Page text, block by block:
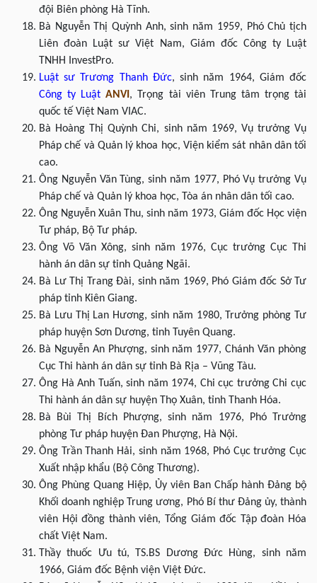
đội Biên phòng Hà Tĩnh.
Bà Nguyễn Thị Quỳnh Anh, sinh năm 1959, Phó Chủ tịch
Liên đoàn Luật sư Việt Nam, Giám đốc Công ty Luật
TNHH InvestPro.
Luật sư Trương Thanh Đức, sinh năm 1964, Giám đốc
Công ty Luật ANVI , Trọng tài viên Trung tâm trọng tài
quốc tế Việt Nam VIAC.
Bà Hoàng Thị Quỳnh Chi, sinh năm 1969, Vụ trưởng Vụ
Pháp chế và Quản lý khoa học, Viện kiểm sát nhân dân tối
cao.
Ông Nguyễn Văn Tùng, sinh năm 1977, Phó Vụ trưởng Vụ
Pháp chế và Quản lý khoa học, Tòa án nhân dân tối cao.
Ông Nguyễn Xuân Thu, sinh năm 1973, Giám đốc Học viện
Tư pháp, Bộ Tư pháp.
Ông Võ Văn Xông, sinh năm 1976, Cục trưởng Cục Thi
hành án dân sự tỉnh Quảng Ngãi.
Bà Lư Thị Trang Đài, sinh năm 1969, Phó Giám đốc Sở Tư
pháp tỉnh Kiên Giang.
Bà Lưu Thị Lan Hương, sinh năm 1980, Trưởng phòng Tư
pháp huyện Sơn Dương, tỉnh Tuyên Quang.
Bà Nguyễn An Phượng, sinh năm 1977, Chánh Văn phòng
Cục Thi hành án dân sự tỉnh Bà Rịa – Vũng Tàu.
Ông Hà Anh Tuấn, sinh năm 1974, Chi cục trưởng Chi cục
Thi hành án dân sự huyện Thọ Xuân, tỉnh Thanh Hóa.
Bà Bùi Thị Bích Phượng, sinh năm 1976, Phó Trưởng
phòng Tư pháp huyện Đan Phượng, Hà Nội.
Ông Trần Thanh Hải, sinh năm 1968, Phó Cục trưởng Cục
Xuất nhập khẩu (Bộ Công Thương).
Ông Phùng Quang Hiệp, Ủy viên Ban Chấp hành Đảng bộ
Khối doanh nghiệp Trung ương, Phó Bí thư Đảng ủy, thành
viên Hội đồng thành viên, Tổng Giám đốc Tập đoàn Hóa
chất Việt Nam.
Thầy thuốc Ưu tú, TS.BS Dương Đức Hùng, sinh năm
1966, Giám đốc Bệnh viện Việt Đức.